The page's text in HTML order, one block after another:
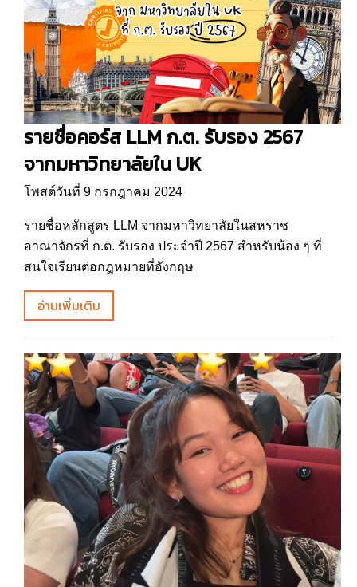
รายชื่อคอร์ส LLM ก.ต. รับรอง 2567
จากมหาวิทยาลัยใน UK
โพสต์วันที่ 9 กรกฎาคม 2024
รายชื่อหลักสูตร LLM จากมหาวิทยาลัยในสหราช
อาณาจักรที่ ก.ต. รับรอง ประจำปี 2567 สำหรับน้อง ๆ ที่
สนใจเรียนต่อกฎหมายที่อังกฤษ
อ่านเพิ่มเติม